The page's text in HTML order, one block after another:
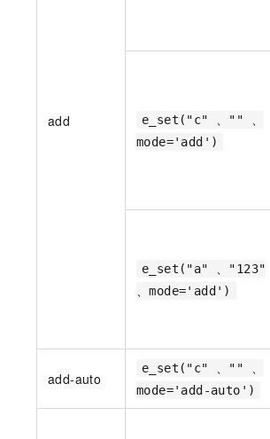
add
e_set("c" 、"" 、
mode='add')
e_set("a" 、"123"
、mode='add')
add-auto
e_set("c" 、"" 、
mode='add-auto')